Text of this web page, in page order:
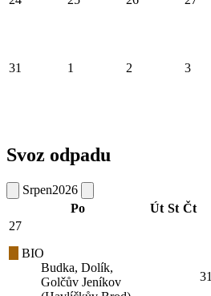
31 1 2 3
Svoz odpadu
Srpen2026
Po
Út St Čt
27
BIO
Budka, Dolík,
Golčův Jeníkov
31